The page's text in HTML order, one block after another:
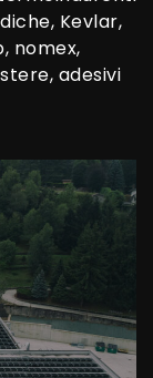
Kevlar,
nomex,
adesivi